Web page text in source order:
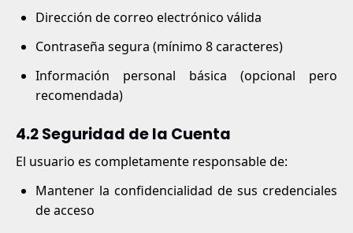
Dirección de correo electrónico válida
Contraseña segura (mínimo 8 caracteres)
Información personal básica (opcional pero
recomendada)
4.2 Seguridad de la Cuenta
El usuario es completamente responsable de:
Mantener la confidencialidad de sus credenciales
de acceso